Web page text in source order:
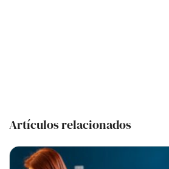
Artículos relacionados